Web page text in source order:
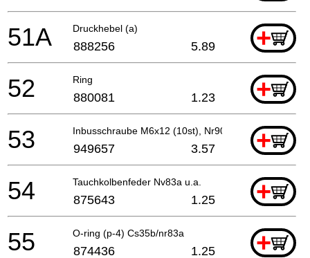
Druckhebel (a) +
51A 888256 5.89
Ring +
52 880081 1.23
Inbusschraube M6x12 (10st), Nr90aa +
53 949657 3.57
Tauchkolbenfeder Nv83a u.a. +
54 875643 1.25
O-ring (p-4) Cs35b/nr83a +
55 874436 1.25